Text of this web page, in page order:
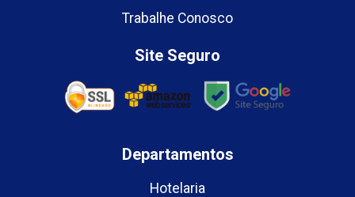
Trabalhe Conosco
Site Seguro
Departamentos
Hotelaria